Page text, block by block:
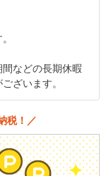
などの長期休暇
ざいます。
税！／